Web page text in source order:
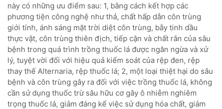
này có những ưu điểm sau: 1, bằng cách kết hợp các
phương tiện công nghệ như thả, chất hấp dẫn côn trùng
giới tính, ánh sáng mặt trời diệt côn trùng, bẫy tinh dầu
thực vật, côn trùng thiên địch, tiếp cận và chất rắn của sâu
bệnh trong quá trình trồng thuốc lá được ngăn ngừa và xử
lý, tuyệt vời đối với hiệu quả kiểm soát của rệp đen, rệp
thay thế Alternaria, rệp thuốc lá; 2, một loại thiệt hại do sâu
bệnh và côn trùng gây ra đối với việc trồng thuốc lá, không
cần sử dụng thuốc trừ sâu hữu cơ gây ô nhiễm nghiêm
trọng thuốc lá, giảm đáng kể việc sử dụng hóa chất, giảm